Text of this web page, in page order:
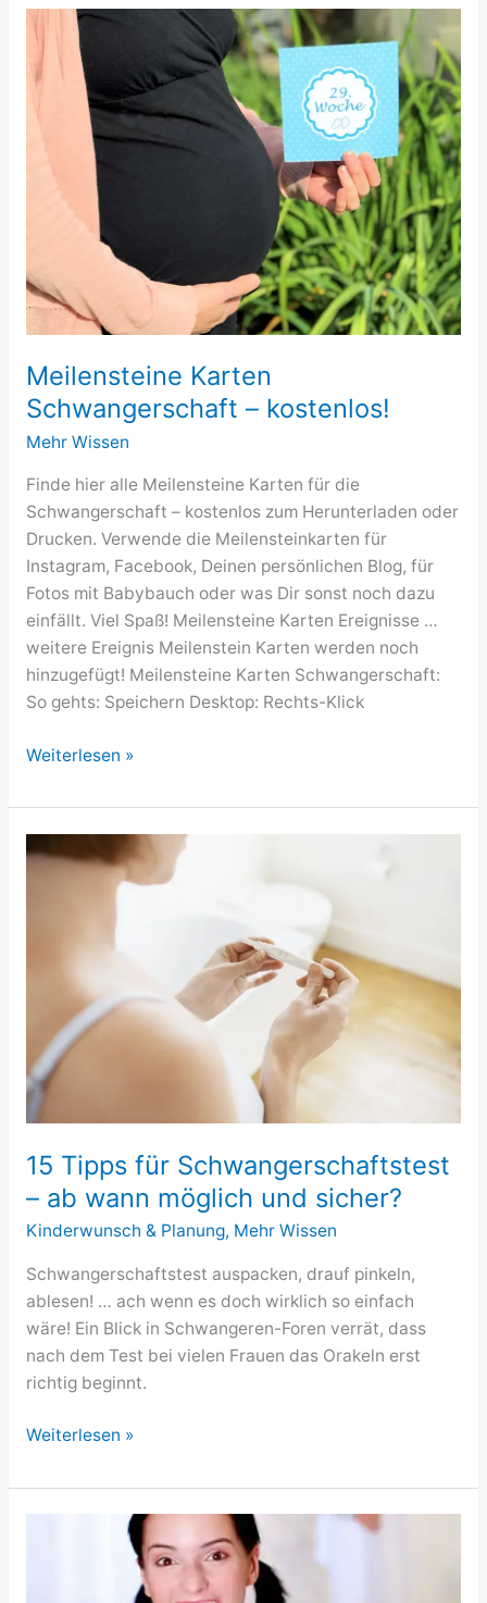
kranker
Meilensteine Karten
Schwangerschaft – kostenlos!
Mehr Wissen
Finde hier alle Meilensteine Karten für die
Schwangerschaft – kostenlos zum Herunterladen oder
Drucken. Verwende die Meilensteinkarten für
Instagram, Facebook, Deinen persönlichen Blog, für
Fotos mit Babybauch oder was Dir sonst noch dazu
einfällt. Viel Spaß! Meilensteine Karten Ereignisse …
weitere Ereignis Meilenstein Karten werden noch
hinzugefügt! Meilensteine Karten Schwangerschaft:
So gehts: Speichern Desktop: Rechts-Klick
Meilensteine
Schwangerschaft
–
kostenlos!
Weiterlesen »
15 Tipps für Schwangerschaftstest
– ab wann möglich und sicher?
Kinderwunsch & Planung, Mehr Wissen
Schwangerschaftstest auspacken, drauf pinkeln,
ablesen! … ach wenn es doch wirklich so einfach
wäre! Ein Blick in Schwangeren-Foren verrät, dass
nach dem Test bei vielen Frauen das Orakeln erst
richtig beginnt.
15
für
Schwangerschaftstest
Weiterlesen »